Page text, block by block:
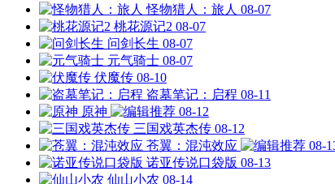
怪物猎人：旅人 08-07
桃花源记2 08-07
问剑长生 08-07
元气骑士 08-07
伏魔传 08-10
盗墓笔记：启程 08-11
原神
08-12
三国戏英杰传 08-12
苍翼：混沌效应
08-
诺亚传说口袋版 08-13
仙山小农 08-14